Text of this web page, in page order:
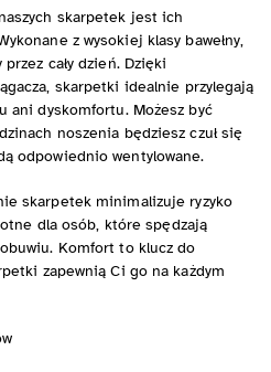
skarpetek jest ich
z wysokiej klasy bawełny,
cały dzień. Dzięki
skarpetki idealnie przylegają
ani dyskomfortu. Możesz być
noszenia będziesz czuł się
odpowiednio wentylowane.
skarpetek minimalizuje ryzyko
dla osób, które spędzają
Komfort to klucz do
zapewnią Ci go na każdym